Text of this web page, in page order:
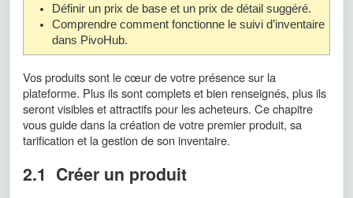
Définir un prix de base et un prix de détail suggéré.
Comprendre comment fonctionne le suivi d’inventaire
dans PivoHub.
Vos produits sont le cœur de votre présence sur la
plateforme. Plus ils sont complets et bien renseignés, plus ils
seront visibles et attractifs pour les acheteurs. Ce chapitre
vous guide dans la création de votre premier produit, sa
tarification et la gestion de son inventaire.
2.1 Créer un produit